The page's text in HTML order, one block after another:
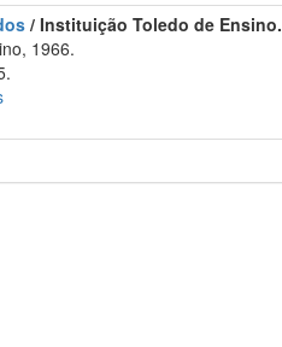
/ Instituição Toledo de Ensino.
1966.